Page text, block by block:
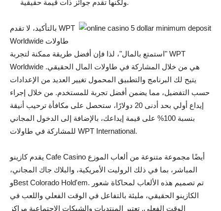
ولكنها تقدم جوائز ذات قيمة حقيقية.
بالتأكيد، لا تقدم WPT
Worldwide طاولات
"استمتع بالمال"، لذا فإن أفضل طريقة ممكنة لتجربة WPT
Worldwide هي من خلال المشاركة في طاولات المال الحقيقي.
يتيح لك البرنامج والتطبيق المحمول تغيير العديد من الإعدادات
حسب التفضيل، مما يضمن أفضل تجربة للمستخدم. من خلال إجراء
إيداع أولي بحد أدنى 20 دولارًا، ستحصل على مكافأة ترحيب أنيقة
بنسبة 100% على قيمة إيداعك، بالإضافة إلى الدخول المجاني
للمشاركة في طاولات WPT International.
يقدم كازينو Cafe Casino أيضًا مجموعة متنوعة من ألعاب الموزع
المباشر، بما في ذلك الروليت الأمريكية، والبلاك جاك المجاني،
وBest Colorado Hold'em. تم تصميم هذه الألعاب لمحاكاة شعور
الكازينو الحقيقي، مليئة بالتفاعل في الوقت الفعلي واللعب في
الوقت الفعلي. تعتبر المنتديات والشبكات الاجتماعية مراكز